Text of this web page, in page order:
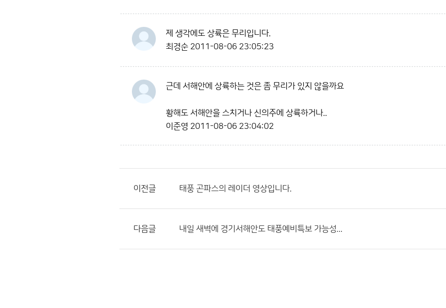
제 생각에도 상륙은 무리입니다.
최경순 2011-08-06 23:05:23
근데 서해안에 상륙하는 것은 좀 무리가 있지 않을까요
황해도 서해안을 스치거나 신의주에 상륙하거나..
이준영 2011-08-06 23:04:02
이전글 태풍 곤파스의 레이더 영상입니다.
다음글 내일 새벽에 경기서해안도 태풍예비특보 가능성...